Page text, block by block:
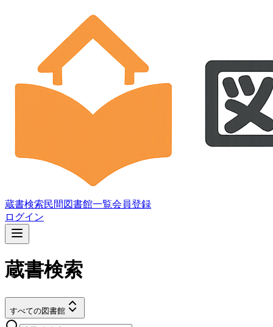
蔵書検索民間図書館一覧会員登録
ログイン
蔵書検索
すべての図書館